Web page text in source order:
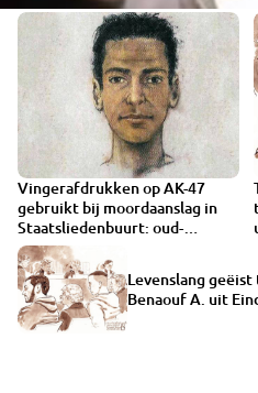
Vingerafdrukken op AK-47
gebruikt bij moordaanslag in
Staatsliedenbuurt: oud-
Waalwijker in cel
Levenslang
Benaouf A. uit